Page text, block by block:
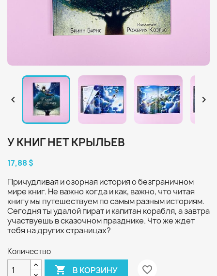
 
У КНИГ НЕТ КРЫЛЬЕВ
17,88 $
Причудливая и озорная история о безграничном
мире книг. Не важно когда и как, важно, что читая
книгу мы путешествуем по самым разным историям.
Сегодня ты удалой пират и капитан корабля, а завтра
участвуешь в сказочном празднике. Что же ждет
тебя на других страницах?
Количество
 В КОРЗИНУ favorite_border